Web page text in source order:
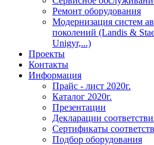
Ремонт оборудования
Модернизация систем
поколений (Landis &
Unigyr,...)
Проекты
Контакты
Информация
Прайс - лист 2020г.
Каталог 2020г.
Презентации
Декларации
Сертификаты
Подбор оборудования